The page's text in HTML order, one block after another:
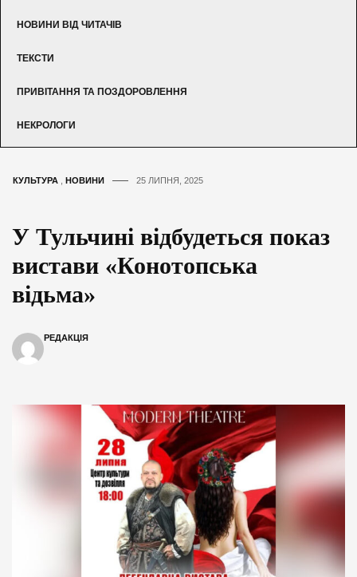
НОВИНИ ВІД ЧИТАЧІВ
ТЕКСТИ
ПРИВІТАННЯ ТА ПОЗДОРОВЛЕННЯ
НЕКРОЛОГИ
КУЛЬТУРА НОВИНИ 25 ЛИПНЯ, 2025
У Тульчині відбудеться показ
вистави «Конотопська
відьма»
РЕДАКЦІЯ